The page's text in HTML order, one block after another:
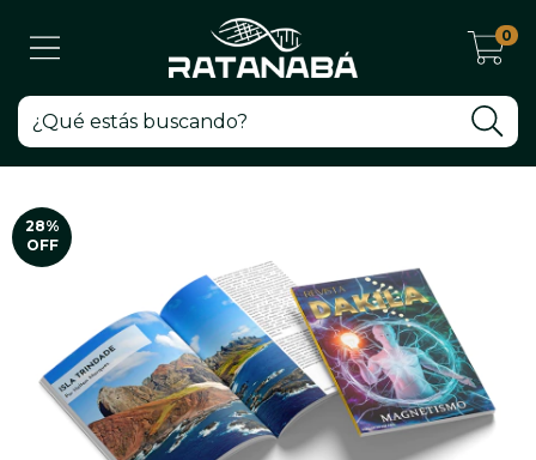
0
28%
OFF